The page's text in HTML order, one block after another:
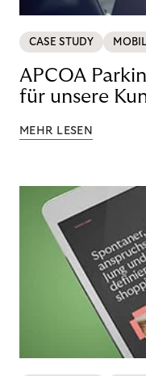
CASE STUDY
APCOA
für unsere
MEHR LESEN